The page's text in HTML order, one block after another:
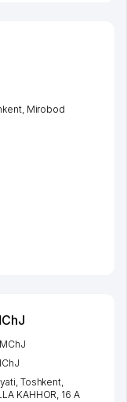
, Mirobod
, Toshkent,
KAHHOR, 16 А